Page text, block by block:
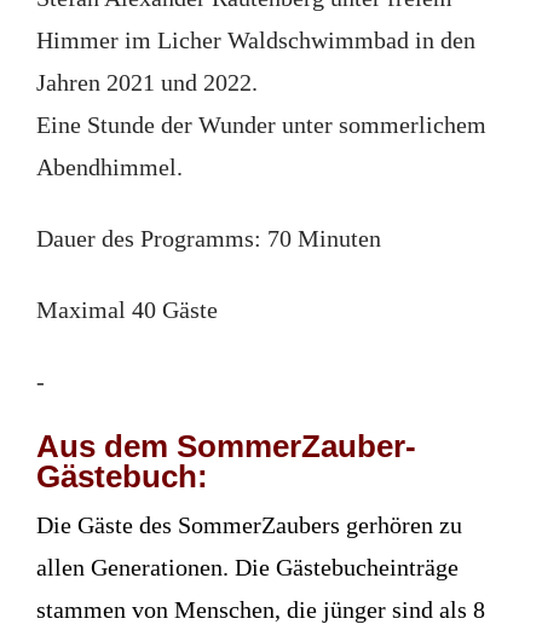
Himmer im Licher Waldschwimmbad in den
Jahren 2021 und 2022.
Eine Stunde der Wunder unter sommerlichem
Abendhimmel.
Dauer des Programms: 70 Minuten
Maximal 40 Gäste
-
Aus dem SommerZauber-
Gästebuch:
Die Gäste des SommerZaubers gerhören zu
allen Generationen. Die Gästebucheinträge
stammen von Menschen, die jünger sind als 8